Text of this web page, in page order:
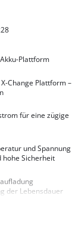
Plattform
Change Plattform –
für eine zügige
und Spannung
hohe Sicherheit
der Lebensdauer